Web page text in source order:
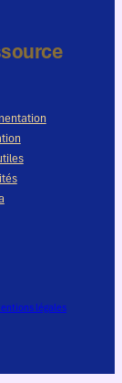
légales